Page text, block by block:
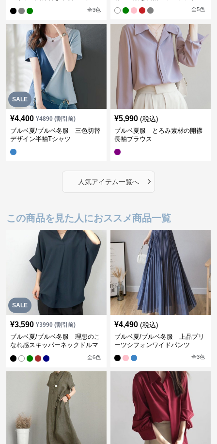
全3色 全5色
SALE
¥4,400 ¥4890(割引前)
ブルベ夏/ブルベ冬服 三色切替
デザイン半袖Tシャツ
¥5,990 (税込)
ブルベ夏服 とろみ素材の開襟
長袖ブラウス
人気アイテム一覧へ ›
この商品を見た人におススメ商品一覧
SALE
¥3,590 ¥3990(割引前)
ブルベ夏/ブルベ冬服 理想のこ
なれ感スキッパーネックドルマ
全6色
¥4,490 (税込)
ブルベ夏/ブルベ冬服 上品プリ
ーツシフォンワイドパンツ
全3色